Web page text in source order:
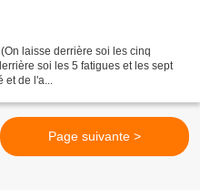
laisse derrière soi les cinq
soi les 5 fatigues et les sept
et de l'a...
Page suivante >